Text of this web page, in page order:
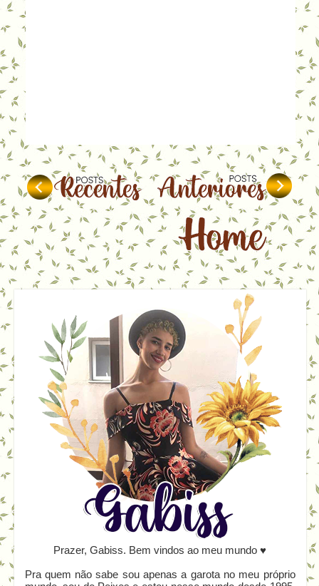
Prazer, Gabiss. Bem vindos ao meu mundo ♥
Pra quem não sabe sou apenas a garota no meu próprio